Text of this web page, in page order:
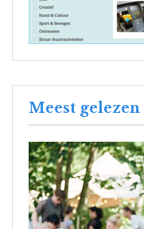
Meest gelezen